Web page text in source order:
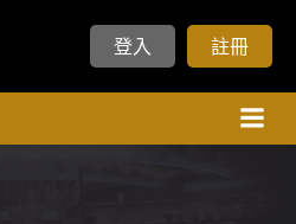
登入 註冊